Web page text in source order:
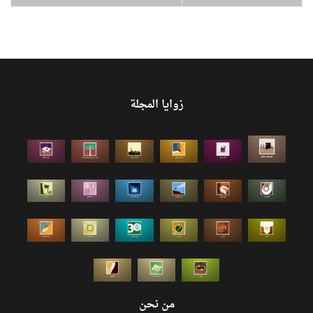
زوايا المجلة
من نحن